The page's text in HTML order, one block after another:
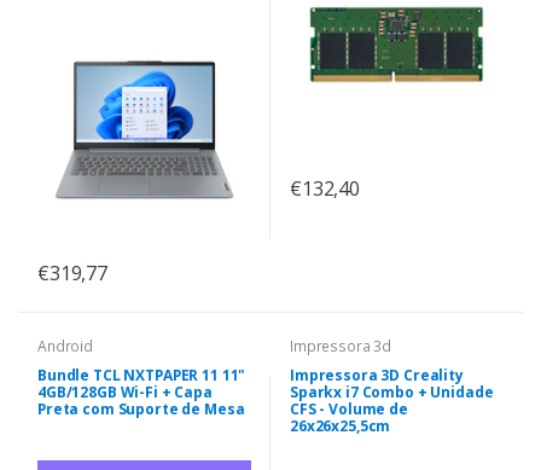
€319,77
€132,40
Android
Bundle TCL NXTPAPER 11 11"
4GB/128GB Wi-Fi + Capa
Preta com Suporte de Mesa
Impressora 3d
Impressora 3D Creality
Sparkx i7 Combo + Unidade
CFS - Volume de
26x26x25,5cm